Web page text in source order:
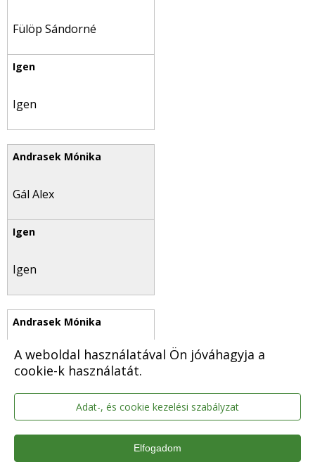
A weboldal használatával Ön jóváhagyja a
cookie-k használatát.
Adat-, és cookie kezelési szabályzat
Elfogadom
Fülöp Sándorné
Igen
Gál Alex
Igen
Gregus László
Igen